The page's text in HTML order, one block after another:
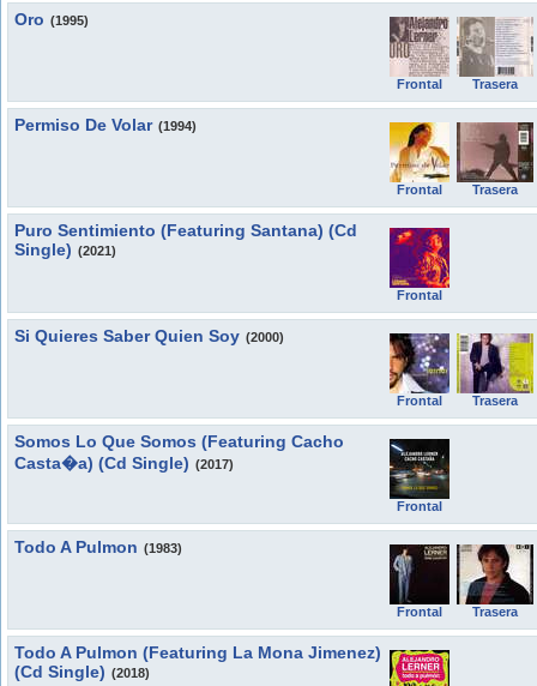
Oro (1995)
Frontal Trasera
Permiso De Volar (1994)
Frontal Trasera
Puro Sentimiento (Featuring Santana) (Cd
Single) (2021)
Frontal
Si Quieres Saber Quien Soy (2000)
Frontal Trasera
Somos Lo Que Somos (Featuring Cacho
Casta�a) (Cd Single) (2017)
Frontal
Todo A Pulmon (1983)
Frontal Trasera
Todo A Pulmon (Featuring La Mona Jimenez)
(Cd Single) (2018)